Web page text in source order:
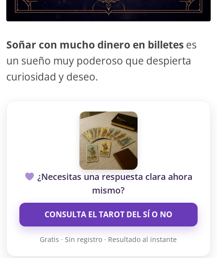
Soñar con mucho dinero en billetes es
un sueño muy poderoso que despierta
curiosidad y deseo.
¿Necesitas una respuesta clara ahora
mismo?
CONSULTA EL TAROT DEL SÍ O NO
Gratis · Sin registro · Resultado al instante